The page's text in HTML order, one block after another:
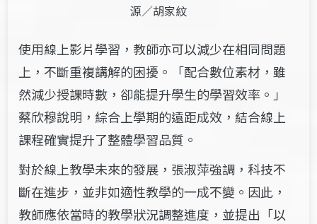
源／胡家紋
使用線上影片學習，教師亦可以減少在相同問題
上，不斷重複講解的困擾。「配合數位素材，雖
然減少授課時數，卻能提升學生的學習效率。」
蔡欣穆說明，綜合上學期的遠距成效，結合線上
課程確實提升了整體學習品質。
對於線上教學未來的發展 ，張淑萍強調，科技不
斷在進步，並非如適性教學的一成不變。因此，
教師應依當時的教學狀況調整進度，並提出「以